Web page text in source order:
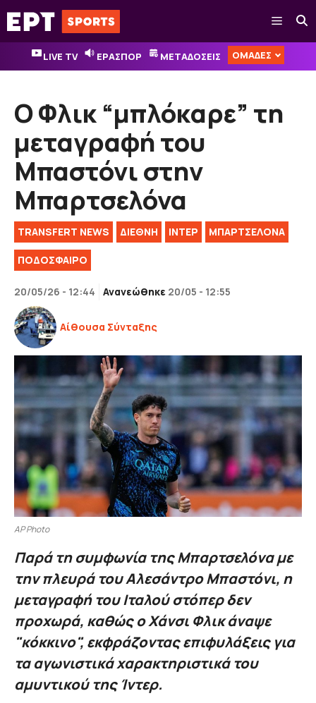
Μετάβαση
σε
περιεχόμενο
Μενού
LIVE TV ΕΡΑΣΠΟΡ ΜΕΤΑΔΟΣΕΙΣ ΟΜΑΔΕΣ
Ο Φλικ “μπλόκαρε” τη
μεταγραφή του
Μπαστόνι στην
Μπαρτσελόνα
TRANSFERT NEWS ΔΙΕΘΝΉ ΙΝΤΕΡ ΜΠΑΡΤΣΕΛΟΝΑ
ΠΟΔΟΣΦΑΙΡΟ
20/05/26 - 12:44 Ανανεώθηκε 20/05 - 12:55
Αίθουσα Σύνταξης
AP Photo
Παρά τη συμφωνία της Μπαρτσελόνα με
την πλευρά του Αλεσάντρο Μπαστόνι, η
μεταγραφή του Ιταλού στόπερ δεν
προχωρά, καθώς ο Χάνσι Φλικ άναψε
"κόκκινο", εκφράζοντας επιφυλάξεις για
τα αγωνιστικά χαρακτηριστικά του
αμυντικού της Ίντερ.